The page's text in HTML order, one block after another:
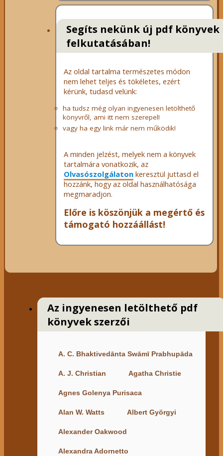
Segíts nekünk új pdf könyvek
felkutatásában!
Az oldal tartalma természetes módon
nem lehet teljes és tökéletes, ezért
kérünk, tudasd velünk:
ha tudsz még olyan ingyenesen letölthető
könyvről, ami itt nem szerepel!
vagy ha egy link már nem működik!
A minden jelzést, melyek nem a könyvek
tartalmára vonatkozik, az
Olvasószolgálatonkeresztül juttasd el
hozzánk, hogy az oldal használhatósága
megmaradjon.
Előre is köszönjük a megértő és
támogató hozzáállást!
Az ingyenesen letölthető pdf
könyvek szerzői
A. C. Bhaktivedānta Swāmī Prabhupāda
A. J. Christian Agatha Christie
Agnes Golenya Purisaca
Alan W. Watts Albert Györgyi
Alexander Oakwood
Alexandra Adornetto